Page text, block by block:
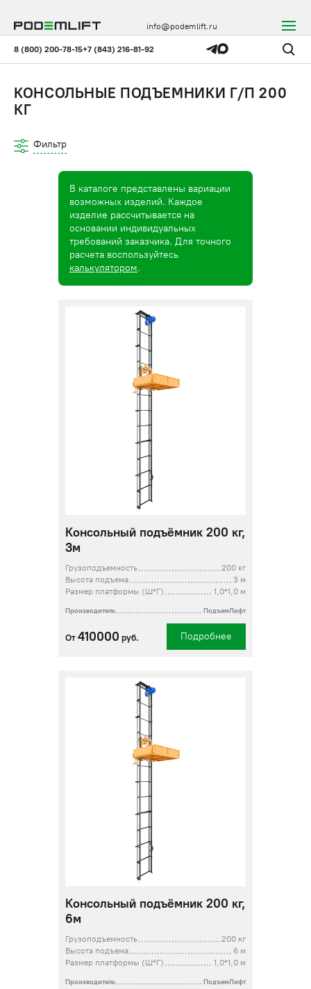
8 (800) 200-78-15+7 (843) 216-81-92
info@podemlift.ru
КОНСОЛЬНЫЕ ПОДЪЕМНИКИ Г/П 200
КГ
Фильтр
В каталоге представлены вариации
возможных изделий. Каждое
изделие рассчитывается на
основании индивидуальных
требований заказчика. Для точного
расчета воспользуйтесь
калькулятором.
Консольный подъёмник 200 кг,
3м
Грузоподъемность
200 кг
Высота подъема
3 м
Размер платформы (Ш*Г)
1,0*1,0 м
Производитель ПодъемЛифт
От 410000 руб. Подробнее
Консольный подъёмник 200 кг,
6м
Грузоподъемность
200 кг
Высота подъема
6 м
Размер платформы (Ш*Г)
1,0*1,0 м
Производитель ПодъемЛифт